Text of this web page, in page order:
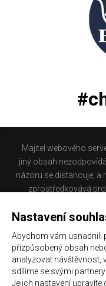
Majitel webového
jiný obsah
názoru se distancuje, a
zprostředkovává
nacházíte
nejsou dle právní
službách informační
(zákon o některých
zejména §6
Nastavení
Abychom vám usnadnili
přizpůsobený obsah
analyzovat návštěvnost,
sdílíme se svými
Jejich nastavení upravíte